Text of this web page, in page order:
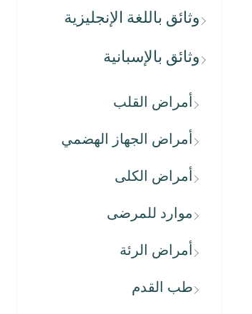
وثائق باللغة الإنجليزية
وثائق بالإسبانية
أمراض القلب
أمراض الجهاز الهضمي
أمراض الكلى
موارد للمرضى
أمراض الرئة
طب القدم